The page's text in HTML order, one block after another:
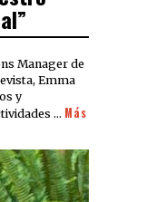
Manager de
Emma
y
… Más